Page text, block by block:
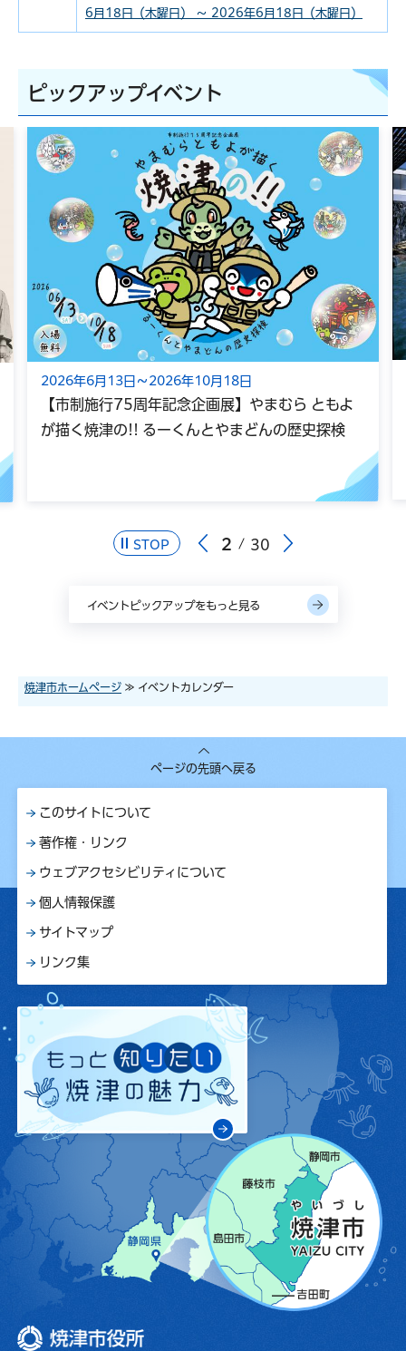
6月18日（木曜日） ～ 2026年6月18日（木曜日）
ピックアップイベント
STOP 2 30
2026年6月13日～2026年10月18日
【市制施行75周年記念企画展】やまむら ともよ
が描く焼津の!! るーくんとやまどんの歴史探検
イベントピックアップをもっと見る
焼津市ホームページ ≫ イベントカレンダー
ページの先頭へ戻る
このサイトについて
著作権・リンク
ウェブアクセシビリティについて
個人情報保護
サイトマップ
リンク集
焼津市役所